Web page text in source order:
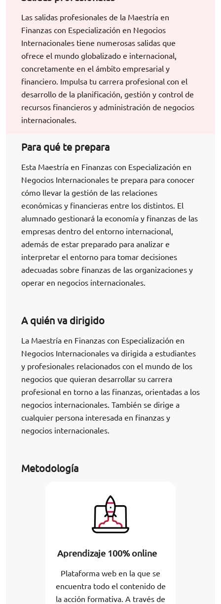
Las salidas profesionales de la Maestría en
Finanzas con Especialización en Negocios
Internacionales tiene numerosas salidas que
ofrece el mundo globalizado e internacional,
concretamente en el ámbito empresarial y
financiero. Impulsa tu carrera profesional con el
desarrollo de la planificación, gestión y control de
recursos financieros y administración de negocios
internacionales.
Para qué te prepara
Esta Maestría en Finanzas con Especialización en
Negocios Internacionales te prepara para conocer
cómo llevar la gestión de las relaciones
económicas y financieras entre los distintos. El
alumnado gestionará la economía y finanzas de las
empresas dentro del entorno internacional,
además de estar preparado para analizar e
interpretar el entorno para tomar decisiones
adecuadas sobre finanzas de las organizaciones y
operar en negocios internacionales.
A quién va dirigido
La Maestría en Finanzas con Especialización en
Negocios Internacionales va dirigida a estudiantes
y profesionales relacionados con el mundo de los
negocios que quieran desarrollar su carrera
profesional en torno a las finanzas, orientadas a los
negocios internacionales. También se dirige a
cualquier persona interesada en finanzas y
negocios internacionales.
Metodología
Aprendizaje 100% online
Plataforma web en la que se
encuentra todo el contenido de
la acción formativa. A través de